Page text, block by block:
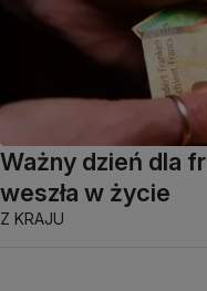
Ważny dzień dla
weszła w życie
Z KRAJU